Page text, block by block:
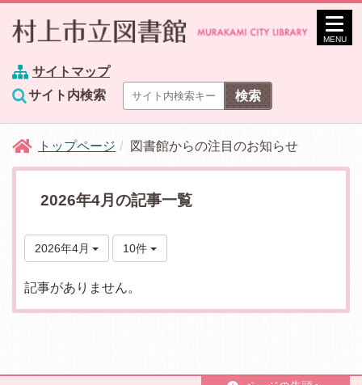
サイトマップ
サイト内検索
MENU
トップページ 図書館からの注目のお知らせ
2026年4月の記事一覧
2026年4月 10件
記事がありません。